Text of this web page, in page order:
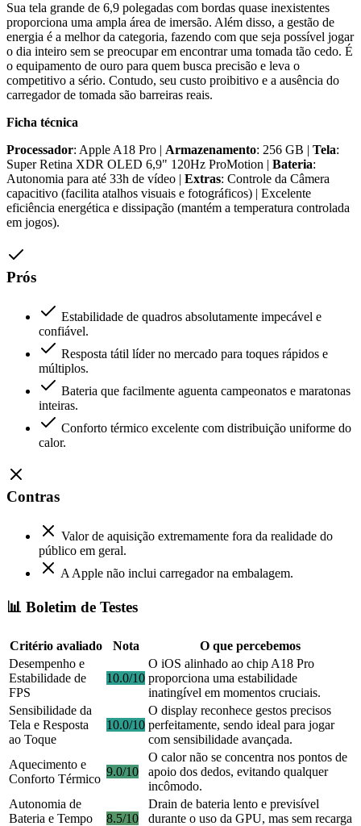
Sua tela grande de 6,9 polegadas com bordas quase inexistentes
proporciona uma ampla área de imersão. Além disso, a gestão de
energia é a melhor da categoria, fazendo com que seja possível jogar
o dia inteiro sem se preocupar em encontrar uma tomada tão cedo. É
o equipamento de ouro para quem busca precisão e leva o
competitivo a sério. Contudo, seu custo proibitivo e a ausência do
carregador de tomada são barreiras reais.
Ficha técnica
Processador: Apple A18 Pro | Armazenamento: 256 GB | Tela:
Super Retina XDR OLED 6,9" 120Hz ProMotion | Bateria:
Autonomia para até 33h de vídeo | Extras: Controle da Câmera
capacitivo (facilita atalhos visuais e fotográficos) | Excelente
eficiência energética e dissipação (mantém a temperatura controlada
em jogos).
Prós
Estabilidade de quadros absolutamente impecável e
confiável.
Resposta tátil líder no mercado para toques rápidos e
múltiplos.
Bateria que facilmente aguenta campeonatos e maratonas
inteiras.
Conforto térmico excelente com distribuição uniforme do
calor.
Contras
Valor de aquisição extremamente fora da realidade do
público em geral.
A Apple não inclui carregador na embalagem.
📊 Boletim de Testes
Critério avaliado Nota
O que percebemos
Desempenho e
Estabilidade de
FPS
10.0/10
O iOS alinhado ao chip A18 Pro
proporciona uma estabilidade
inatingível em momentos cruciais.
Sensibilidade da
Tela e Resposta
ao Toque
10.0/10
O display reconhece gestos precisos
perfeitamente, sendo ideal para jogar
com sensibilidade avançada.
Aquecimento e
Conforto Térmico
9.0/10
O calor não se concentra nos pontos de
apoio dos dedos, evitando qualquer
incômodo.
Autonomia de
Bateria e Tempo
8.5/10
Drain de bateria lento e previsível
durante o uso da GPU, mas sem recarga